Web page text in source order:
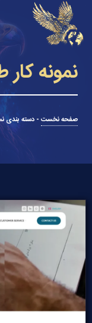
نمونه
صفحه نخست - دسته بندی